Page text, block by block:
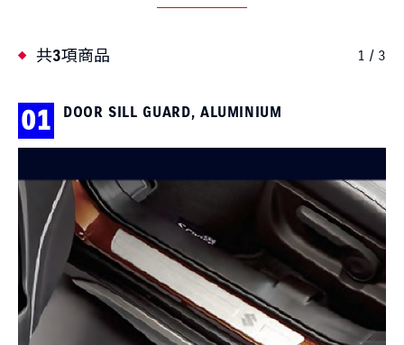
共3項商品 1 / 3
01 DOOR SILL GUARD, ALUMINIUM